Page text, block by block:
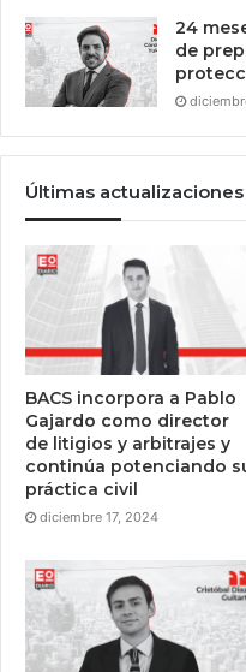
24
de
Últimas actualizaciones
BACS incorpora a Pablo
Gajardo como director
de litigios y arbitrajes y
continúa potenciando
práctica civil
diciembre 17, 2024